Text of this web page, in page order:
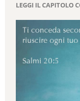
LEGGI IL CAPITOLO